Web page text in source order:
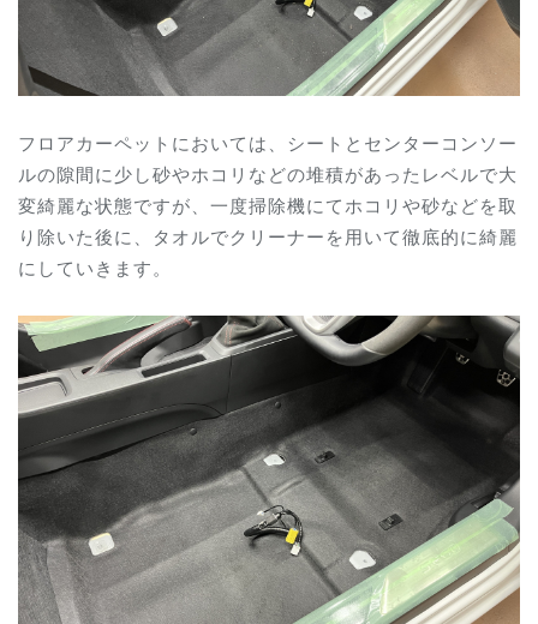
フロアカーペットにおいては、シートとセンターコンソー
ルの隙間に少し砂やホコリなどの堆積があったレベルで大
変綺麗な状態ですが、 一度掃除機にてホコリや砂などを取
り除いた後に、タオルでクリーナーを用いて徹底的に綺麗
にしていきます。